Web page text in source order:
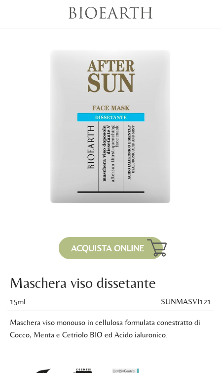
ACQUISTA ONLINE
Maschera viso dissetante
15ml SUNMASVI121
Maschera viso monouso in cellulosa formulata conestratto di
Cocco, Menta e Cetriolo BIO ed Acido ialuronico.